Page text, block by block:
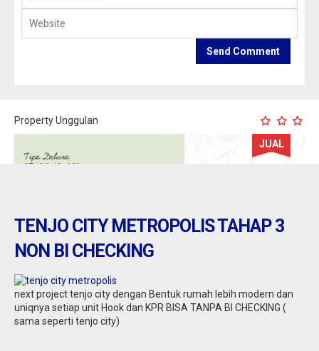
Property Unggulan
JUAL
TENJO CITY METROPOLIS TAHAP 3
NON BI CHECKING
next project tenjo city dengan Bentuk rumah lebih modern dan
uniqnya setiap unit Hook dan KPR BISA TANPA BI CHECKING (
sama seperti tenjo city)